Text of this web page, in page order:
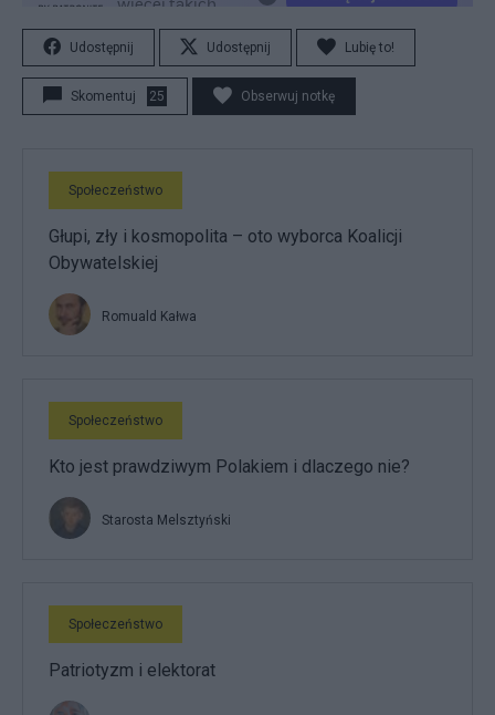
Udostępnij Udostępnij Lubię to!
Skomentuj 25 Obserwuj notkę
Społeczeństwo
Głupi, zły i kosmopolita – oto wyborca Koalicji
Obywatelskiej
Romuald Kałwa
Społeczeństwo
Kto jest prawdziwym Polakiem i dlaczego nie?
Starosta Melsztyński
Społeczeństwo
Patriotyzm i elektorat